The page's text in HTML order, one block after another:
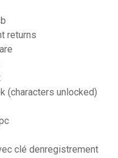
returns
(characters unlocked)
clé denregistrement